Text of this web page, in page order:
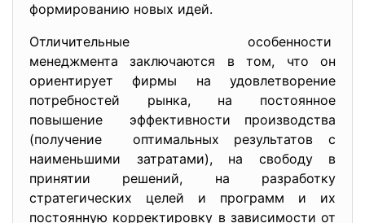
формированию новых идей.
Отличительные особенности
менеджмента заключаются в том, что он
ориентирует фирмы на удовлетворение
потребностей рынка, на постоянное
повышение эффективности производства
(получение оптимальных результатов с
наименьшими затратами), на свободу в
принятии решений, на разработку
стратегических целей и программ и их
постоянную корректировку в зависимости от